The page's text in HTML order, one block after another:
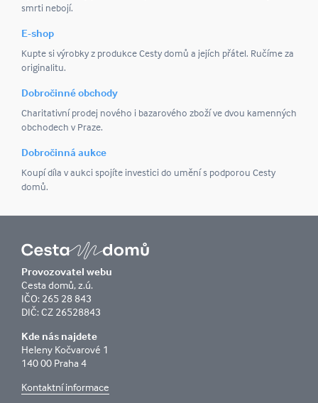
smrti nebojí.
E-shop
Kupte si výrobky z produkce Cesty domů a jejích přátel. Ručíme za
originalitu.
Dobročinné obchody
Charitativní prodej nového i bazarového zboží ve dvou kamenných
obchodech v Praze.
Dobročinná aukce
Koupí díla v aukci spojíte investici do umění s podporou Cesty
domů.
Provozovatel webu
Cesta domů, z.ú.
IČO: 265 28 843
DIČ: CZ 26528843
Kde nás najdete
Heleny Kočvarové 1
140 00 Praha 4
Kontaktní informace